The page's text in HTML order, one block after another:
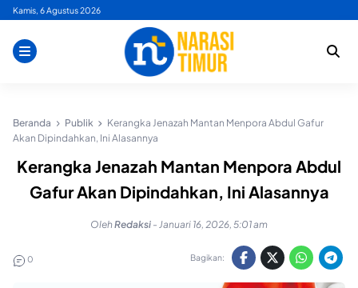
Skip
content
Kamis, 6 Agustus 2026
Beranda Publik
Kerangka Jenazah Mantan Menpora Abdul Gafur
Akan Dipindahkan, Ini Alasannya
Kerangka Jenazah Mantan Menpora Abdul
Gafur Akan Dipindahkan, Ini Alasannya
OlehRedaksi - Januari 16, 2026, 5:01 am
0 Bagikan: